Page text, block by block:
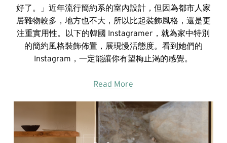
好了。」近年流行簡約系的室內設計，但因為都市人家
居雜物較多，地方也不大，所以比起裝飾風格，還是更
注重實用性。以下的韓國 Instagramer，就為家中特別
的簡約風格裝飾佈置，展現慢活態度。看到她們的
Instagram，一定能讓你有望梅止渴的感覺。
Read More